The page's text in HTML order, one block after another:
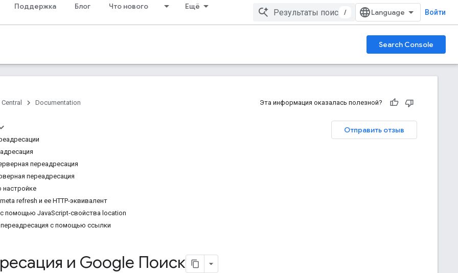
Поддержка Блог Что нового Ещё
/ Войти
Search Console
Documentation Эта информация оказалась полезной?
Отправить отзыв
переадресация
переадресация
настройке
refresh и ее HTTP-эквивалент
с помощью JavaScript-свойства location
переадресация с помощью ссылки
и Google Поиск